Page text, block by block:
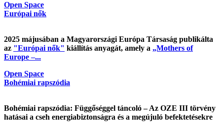
Open Space
Európai nők
2025 májusában a Magyarországi Európa Társaság publikálta
az "Európai nők" kiállítás anyagát, amely a „Mothers of
Europe –...
Open Space
Bohémiai rapszódia
Bohémiai rapszódia: Függőséggel táncoló – Az OZE III törvény
hatásai a cseh energiabiztonságra és a megújuló befektetésekre